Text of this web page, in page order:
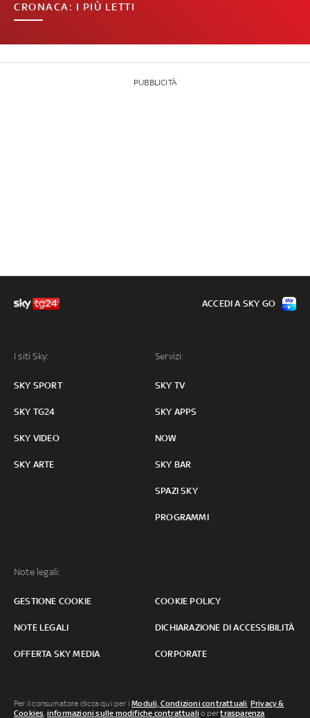
CRONACA: I PIÙ LETTI
PUBBLICITÀ
I siti Sky:
SKY SPORT
SKY TG24
SKY VIDEO
SKY ARTE
Servizi:
SKY TV
SKY APPS
NOW
SKY BAR
SPAZI SKY
PROGRAMMI
Note legali:
GESTIONE COOKIE COOKIE POLICY
NOTE LEGALI DICHIARAZIONE DI ACCESSIBILITÀ
OFFERTA SKY MEDIA CORPORATE
ACCEDI A SKY GO
Per il consumatore clicca qui per iModuli, Condizioni contrattuali, Privacy &
Cookies, informazioni sulle modifiche contrattuali o pertrasparenza